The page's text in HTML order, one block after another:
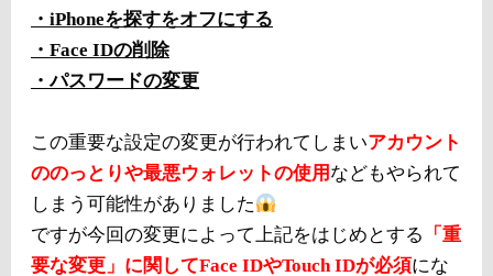
・iPhoneを探すをオフにする
・Face IDの削除
・パスワードの変更
この重要な設定の変更が行われてしまいアカウント
ののっとりや最悪ウォレットの使用 などもやられて
しまう可能性がありました
ですが今回の変更によって上記をはじめとする
「重
要な変更」に関してFace IDやTouch IDが必須にな